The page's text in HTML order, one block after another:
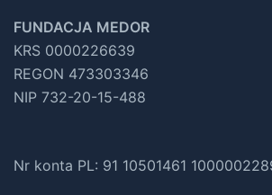
FUNDACJA MEDOR
KRS 0000226639
REGON 473303346
NIP 732-20-15-488
Nr konta PL: 91 10501461